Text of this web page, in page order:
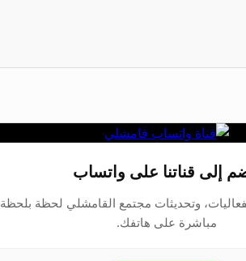
إلى قناتنا على واتساب
الفعاليات، وتحديثات مجتمع القامشلي لحظة بلحظة
مباشرة على هاتفك.